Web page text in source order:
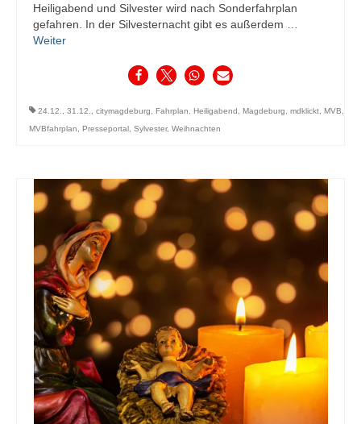
Heiligabend und Silvester wird nach Sonderfahrplan
gefahren. In der Silvesternacht gibt es außerdem …
Weiter
24.12. 31.12. citymagdeburg Fahrplan Heiligabend Magdeburg mdklickt MVB
MVBfahrplan
Presseportal Sylvester, Weihnachten